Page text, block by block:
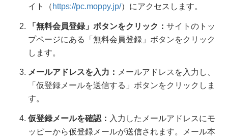
イト（ https://pc.moppy.jp/）にアクセスします。
「無料会員登録」ボタンをクリック： サイトのトッ
プページにある「無料会員登録」ボタンをクリック
します。
メールアドレスを入力： メールアドレスを入力し、
「仮登録メールを送信する」ボタンをクリックしま
す。
仮登録メールを確認： 入力したメールアドレスにモ
ッピーから仮登録メールが送信されます。メール本